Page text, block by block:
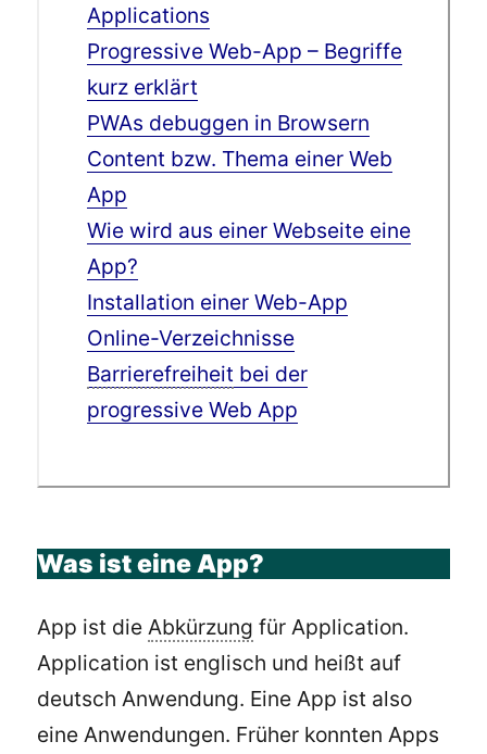
Applications
Progressive Web-App – Begriffe
kurz erklärt
PWAs debuggen in Browsern
Content bzw. Thema einer Web
App
Wie wird aus einer Webseite eine
App?
Installation einer Web-App
Online-Verzeichnisse
Barrierefreiheit bei der
progressive Web App
Was ist eine App?
App ist dieAbkürzung für Application.
Application ist englisch und heißt auf
deutsch Anwendung. Eine App ist also
eine Anwendungen. Früher konnten Apps